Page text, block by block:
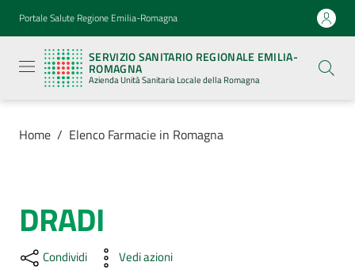
Vai al contenuto
Vai alla navigazione
Vai al footer
Portale Salute Regione Emilia-Romagna
SERVIZIO SANITARIO REGIONALE EMILIA-
ROMAGNA
Azienda Unità Sanitaria Locale della Romagna
Sanitario
Regionale
Emilia-
Romagna
Azienda
Sanitaria
Locale della
Azienda
Servizi
Home / Elenco Farmacie in Romagna
Salta al contenuto
DRADI
Condividi Vedi azioni